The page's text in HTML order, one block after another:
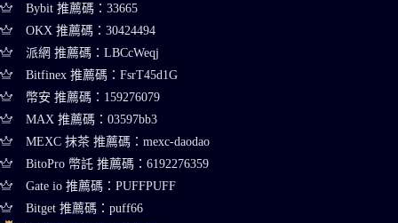
Bybit 推薦碼：33665
OKX 推薦碼：30424494
派網 推薦碼：LBCcWeqj
Bitfinex 推薦碼：FsrT45d1G
幣安 推薦碼：159276079
MAX 推薦碼：03597bb3
MEXC 抹茶 推薦碼：mexc-daodao
BitoPro 幣託 推薦碼：6192276359
Gate io 推薦碼：PUFFPUFF
Bitget 推薦碼：puff66